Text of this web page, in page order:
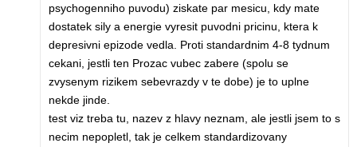
psychogenniho puvodu) ziskate par mesicu, kdy mate
dostatek sily a energie vyresit puvodni pricinu, ktera k
depresivni epizode vedla. Proti standardnim 4-8 tydnum
cekani, jestli ten Prozac vubec zabere (spolu se
zvysenym rizikem sebevrazdy v te dobe) je to uplne
nekde jinde.
test viz treba tu, nazev z hlavy neznam, ale jestli jsem to s
necim nepopletl, tak je celkem standardizovany